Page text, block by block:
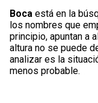
Bocaestá en la
los nombres que
principio, apuntan a
altura no se puede
analizar es la
menos probable.